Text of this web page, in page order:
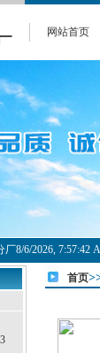
网站首页
厂8/6/2026, 7:57:43
首页